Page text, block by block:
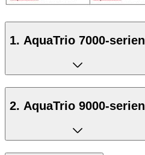
1. AquaTrio 7000-serien
2. AquaTrio 9000-serien